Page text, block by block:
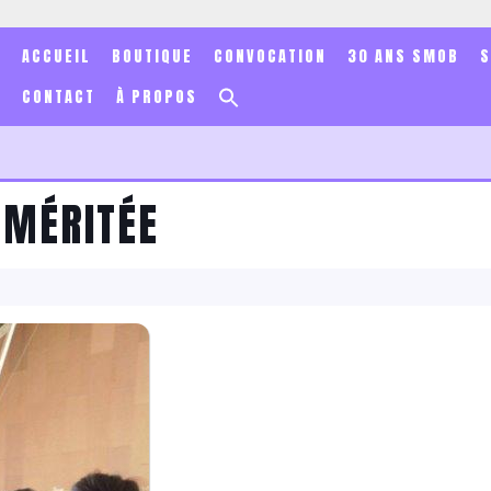
ACCUEIL BOUTIQUE CONVOCATION 30 ANS SMOB
CONTACT
À PROPOS
Search Button